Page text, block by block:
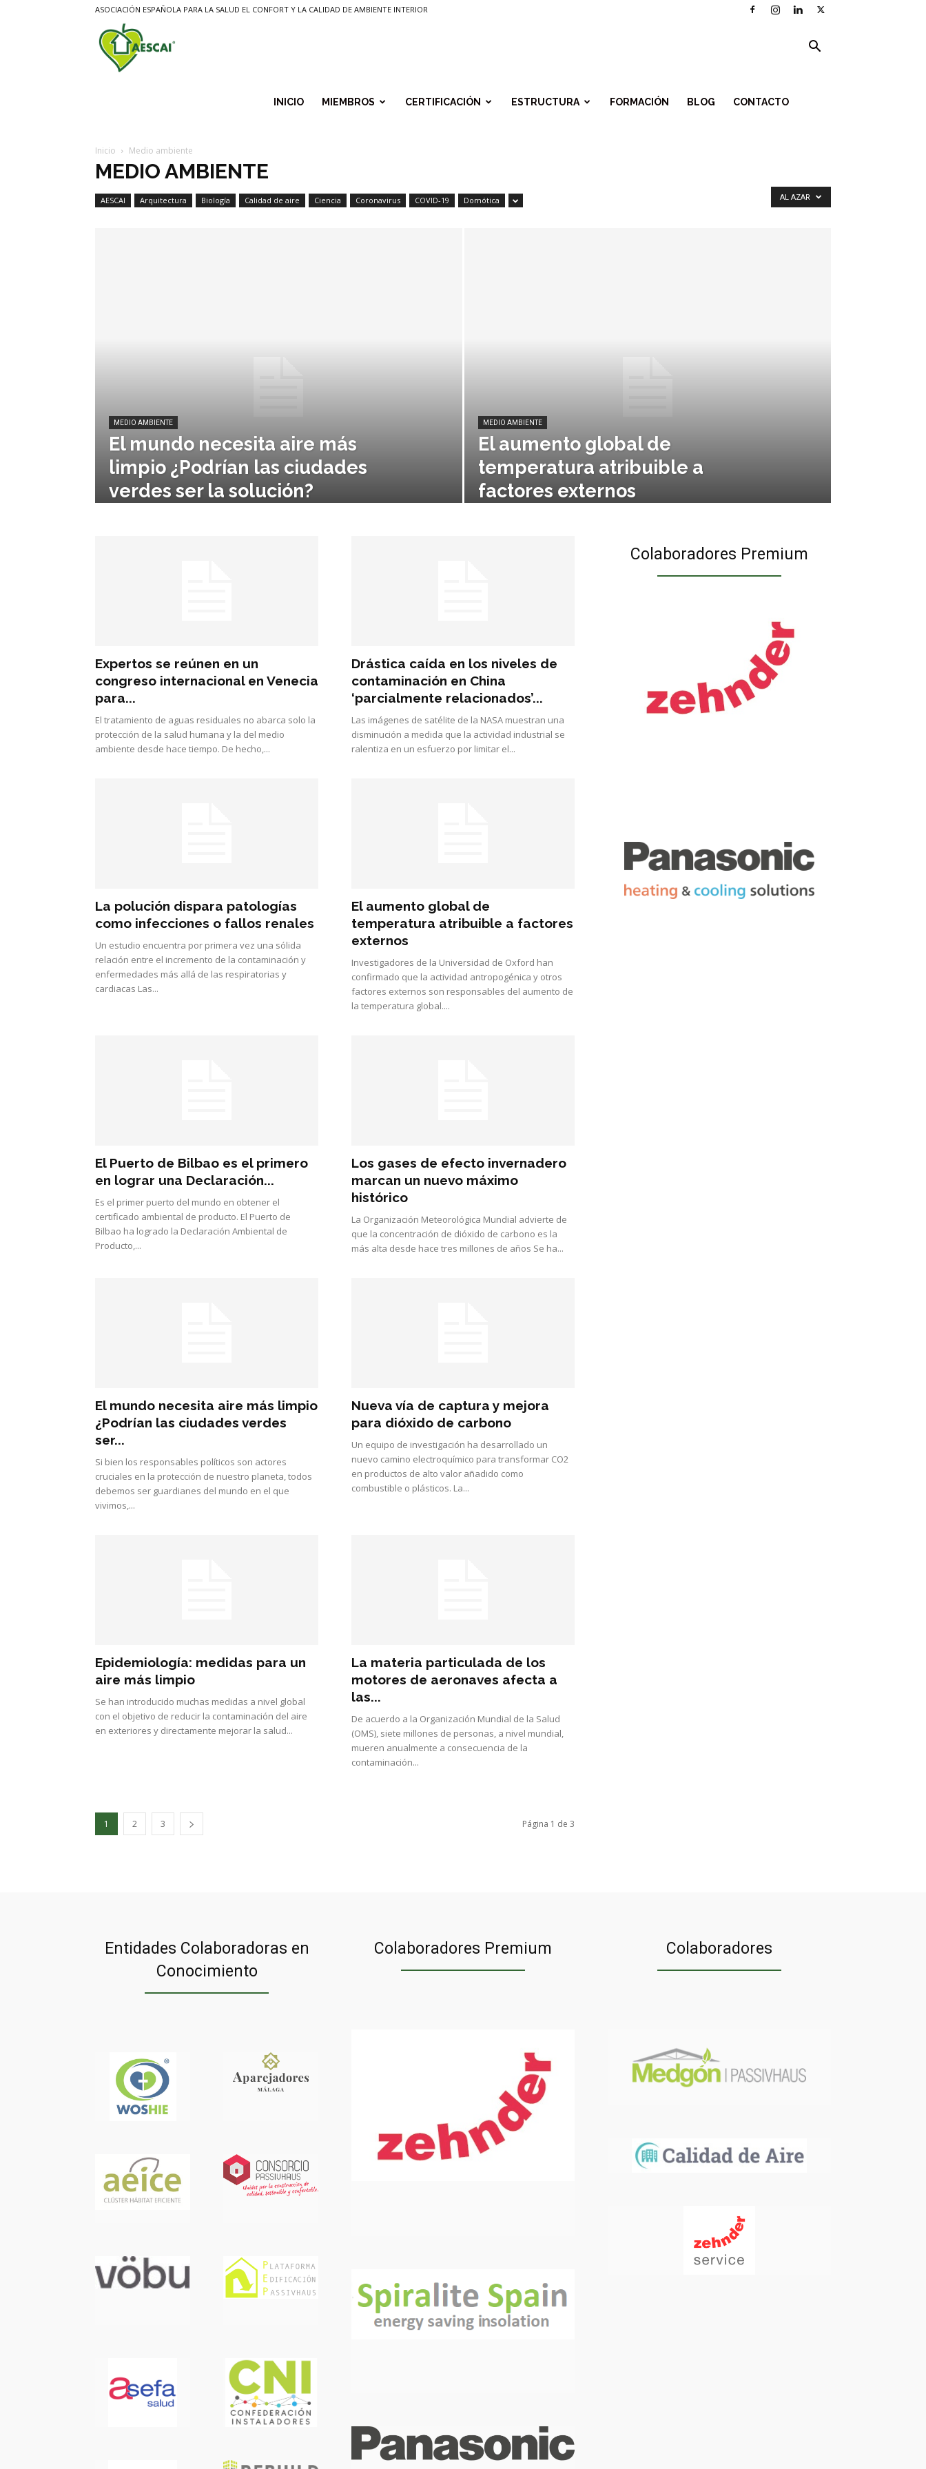
ASOCIACIÓN ESPAÑOLA PARA LA SALUD EL CONFORT Y LA CALIDAD DE AMBIENTE INTERIOR
INICIO MIEMBROS CERTIFICACIÓN ESTRUCTURA FORMACIÓN BLOG CONTACTO
Inicio Medio ambiente
MEDIO AMBIENTE
AESCAI Arquitectura Biología Calidad de aire Ciencia Coronavirus COVID-19 Domótica AL AZAR
MEDIO AMBIENTE
El mundo necesita aire más
limpio ¿Podrían las ciudades
verdes ser la solución?
MEDIO AMBIENTE
El aumento global de
temperatura atribuible a
factores externos
Expertos se reúnen en un
congreso internacional en Venecia
para...
El tratamiento de aguas residuales no abarca solo la
protección de la salud humana y la del medio
ambiente desde hace tiempo. De hecho,...
Drástica caída en los niveles de
contaminación en China
‘parcialmente relacionados’...
Las imágenes de satélite de la NASA muestran una
disminución a medida que la actividad industrial se
ralentiza en un esfuerzo por limitar el...
La polución dispara patologías
como infecciones o fallos renales
Un estudio encuentra por primera vez una sólida
relación entre el incremento de la contaminación y
enfermedades más allá de las respiratorias y
cardiacas Las...
El aumento global de
temperatura atribuible a factores
externos
Investigadores de la Universidad de Oxford han
confirmado que la actividad antropogénica y otros
factores externos son responsables del aumento de
la temperatura global....
El Puerto de Bilbao es el primero
en lograr una Declaración...
Es el primer puerto del mundo en obtener el
certificado ambiental de producto. El Puerto de
Bilbao ha logrado la Declaración Ambiental de
Producto,...
Los gases de efecto invernadero
marcan un nuevo máximo
histórico
La Organización Meteorológica Mundial advierte de
que la concentración de dióxido de carbono es la
más alta desde hace tres millones de años Se ha...
El mundo necesita aire más limpio
¿Podrían las ciudades verdes
ser...
Si bien los responsables políticos son actores
cruciales en la protección de nuestro planeta, todos
debemos ser guardianes del mundo en el que
vivimos,...
Nueva vía de captura y mejora
para dióxido de carbono
Un equipo de investigación ha desarrollado un
nuevo camino electroquímico para transformar CO2
en productos de alto valor añadido como
combustible o plásticos. La...
Epidemiología: medidas para un
aire más limpio
Se han introducido muchas medidas a nivel global
con el objetivo de reducir la contaminación del aire
en exteriores y directamente mejorar la salud...
La materia particulada de los
motores de aeronaves afecta a
las...
De acuerdo a la Organización Mundial de la Salud
(OMS), siete millones de personas, a nivel mundial,
mueren anualmente a consecuencia de la
contaminación...
1 2 3 Página 1 de 3
Colaboradores Premium
Entidades Colaboradoras en
Conocimiento
Colaboradores Premium Colaboradores